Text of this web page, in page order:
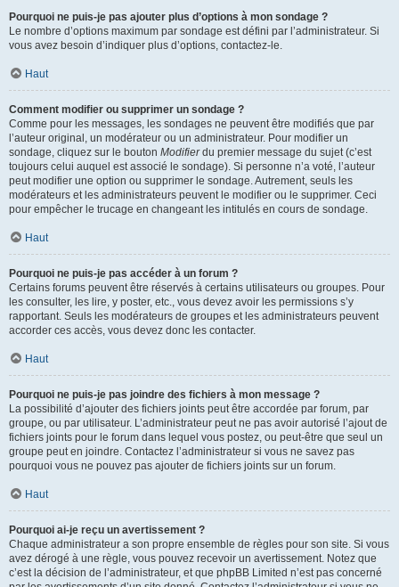
Pourquoi ne puis-je pas ajouter plus d’options à mon sondage ?
Le nombre d’options maximum par sondage est défini par l’administrateur. Si
vous avez besoin d’indiquer plus d’options, contactez-le.
Haut
Comment modifier ou supprimer un sondage ?
Comme pour les messages, les sondages ne peuvent être modifiés que par
l’auteur original, un modérateur ou un administrateur. Pour modifier un
sondage, cliquez sur le bouton Modifierdu premier message du sujet (c’est
toujours celui auquel est associé le sondage). Si personne n’a voté, l’auteur
peut modifier une option ou supprimer le sondage. Autrement, seuls les
modérateurs et les administrateurs peuvent le modifier ou le supprimer. Ceci
pour empêcher le trucage en changeant les intitulés en cours de sondage.
Haut
Pourquoi ne puis-je pas accéder à un forum ?
Certains forums peuvent être réservés à certains utilisateurs ou groupes. Pour
les consulter, les lire, y poster, etc., vous devez avoir les permissions s’y
rapportant. Seuls les modérateurs de groupes et les administrateurs peuvent
accorder ces accès, vous devez donc les contacter.
Haut
Pourquoi ne puis-je pas joindre des fichiers à mon message ?
La possibilité d’ajouter des fichiers joints peut être accordée par forum, par
groupe, ou par utilisateur. L’administrateur peut ne pas avoir autorisé l’ajout de
fichiers joints pour le forum dans lequel vous postez, ou peut-être que seul un
groupe peut en joindre. Contactez l’administrateur si vous ne savez pas
pourquoi vous ne pouvez pas ajouter de fichiers joints sur un forum.
Haut
Pourquoi ai-je reçu un avertissement ?
Chaque administrateur a son propre ensemble de règles pour son site. Si vous
avez dérogé à une règle, vous pouvez recevoir un avertissement. Notez que
c’est la décision de l’administrateur, et que phpBB Limited n’est pas concerné